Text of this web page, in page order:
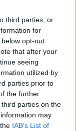
third parties, or
for
opt-out
that after your
seeing
utilized by
parties prior to
the further
parties on the
may
IAB’s List of